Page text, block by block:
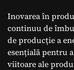
Inovarea în
continuu de
de producție a
esențială pentru
viitoare ale